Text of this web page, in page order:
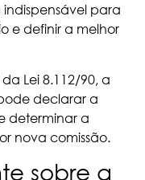
para
e definir a melhor
Lei 8.112/90, a
declarar a
determinar a
nova comissão.
sobre a